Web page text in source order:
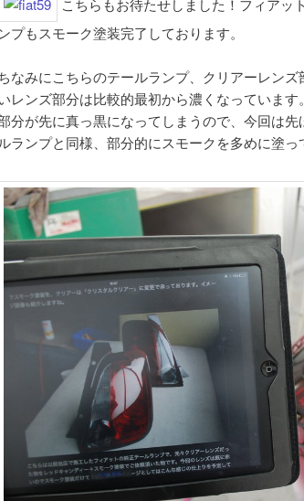
ンプもスモーク塗装完了しております。
なみにこちらのテールランプ、クリアーレン
レンズ部分は比較的最初から濃くなっていま
分が先に真っ黒になってしまうので、今回は
ルランプと同様、部分的にスモークを多めに塗っ